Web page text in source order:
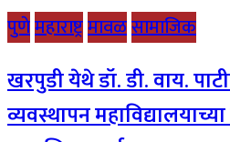
पुणेमहाराष्ट्रमावळसामाजिक
खरपुडी येथे डॉ. डी. वाय.
व्यवस्थापन महाविद्यालयाच्या